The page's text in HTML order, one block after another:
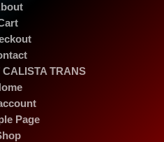
TRANS
Page